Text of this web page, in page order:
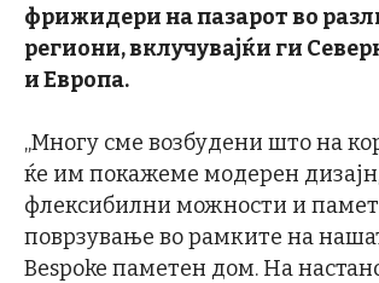
фрижидери на пазарот во
региони, вклучувајќи ги
и Европа.
„Многу сме возбудени што на
ќе им покажеме модерен
флексибилни можности и
поврзување во рамките на
Bespoke паметен дом. На